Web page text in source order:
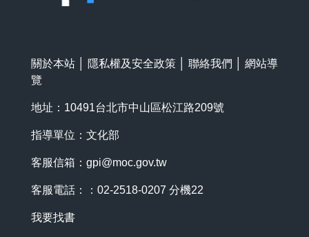
關於本站 隱私權及安全政策 聯絡我們
網站導
覽
地址：10491台北市中山區松江路209號
指導單位：文化部
客服信箱： gpi@moc.gov.tw
客服電話：：02-2518-0207 分機22
我要找書